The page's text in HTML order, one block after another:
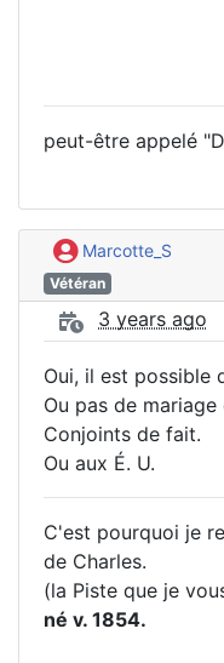
peut-être appelé
Marcotte_S
Vétéran
3 years ago
Oui, il est possible
Ou pas de
Conjoints de fait.
Ou aux É. U.
C'est pourquoi je
de Charles.
(la Piste que je
né v. 1854.